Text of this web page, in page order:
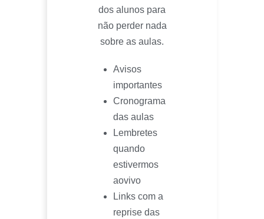
dos alunos para
não perder nada
sobre as aulas.
Avisos
importantes
Cronograma
das aulas
Lembretes
quando
estivermos
aovivo
Links com a
reprise das